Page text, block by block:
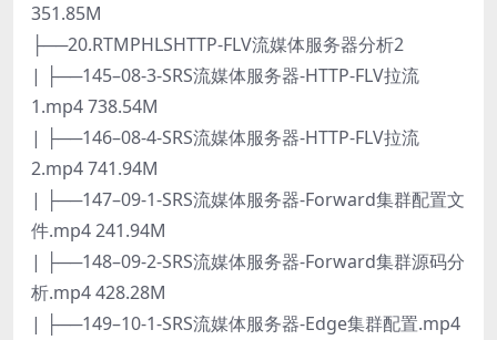
351.85M
├──20.RTMPHLSHTTP-FLV流媒体服务器分析2
| ├──145–08-3-SRS流媒体服务器-HTTP-FLV拉流
1.mp4 738.54M
| ├──146–08-4-SRS流媒体服务器-HTTP-FLV拉流
2.mp4 741.94M
| ├──147–09-1-SRS流媒体服务器-Forward集群配置文
件.mp4 241.94M
| ├──148–09-2-SRS流媒体服务器-Forward集群源码分
析.mp4 428.28M
| ├──149–10-1-SRS流媒体服务器-Edge集群配置.mp4